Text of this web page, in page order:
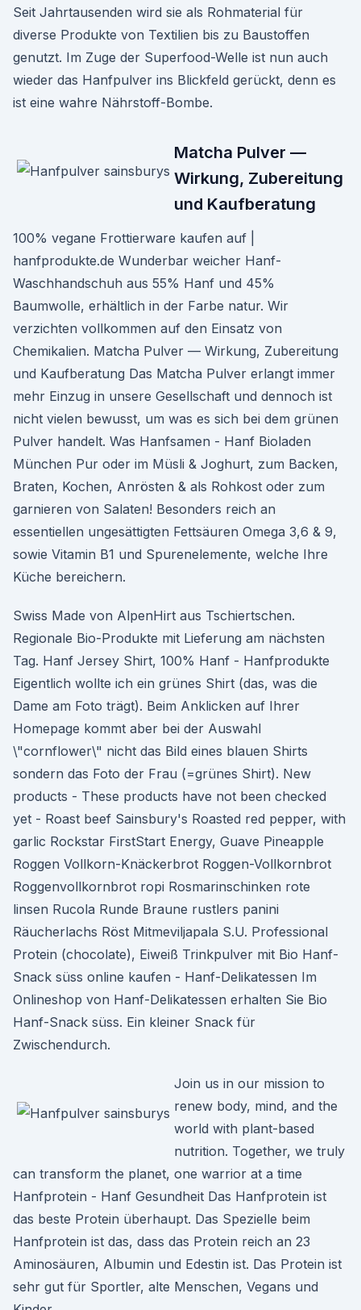
Seit Jahrtausenden wird sie als Rohmaterial für
diverse Produkte von Textilien bis zu Baustoffen
genutzt. Im Zuge der Superfood-Welle ist nun auch
wieder das Hanfpulver ins Blickfeld gerückt, denn es
ist eine wahre Nährstoff-Bombe.
Matcha Pulver —
Wirkung, Zubereitung
und Kaufberatung
100% vegane Frottierware kaufen auf |
hanfprodukte.de Wunderbar weicher Hanf-
Waschhandschuh aus 55% Hanf und 45%
Baumwolle, erhältlich in der Farbe natur. Wir
verzichten vollkommen auf den Einsatz von
Chemikalien. Matcha Pulver — Wirkung, Zubereitung
und Kaufberatung Das Matcha Pulver erlangt immer
mehr Einzug in unsere Gesellschaft und dennoch ist
nicht vielen bewusst, um was es sich bei dem grünen
Pulver handelt. Was Hanfsamen - Hanf Bioladen
München Pur oder im Müsli & Joghurt, zum Backen,
Braten, Kochen, Anrösten & als Rohkost oder zum
garnieren von Salaten! Besonders reich an
essentiellen ungesättigten Fettsäuren Omega 3,6 & 9,
sowie Vitamin B1 und Spurenelemente, welche Ihre
Küche bereichern.
Swiss Made von AlpenHirt aus Tschiertschen.
Regionale Bio-Produkte mit Lieferung am nächsten
Tag. Hanf Jersey Shirt, 100% Hanf - Hanfprodukte
Eigentlich wollte ich ein grünes Shirt (das, was die
Dame am Foto trägt). Beim Anklicken auf Ihrer
Homepage kommt aber bei der Auswahl
\"cornflower\" nicht das Bild eines blauen Shirts
sondern das Foto der Frau (=grünes Shirt). New
products - These products have not been checked
yet - Roast beef Sainsbury's Roasted red pepper, with
garlic Rockstar FirstStart Energy, Guave Pineapple
Roggen Vollkorn-Knäckerbrot Roggen-Vollkornbrot
Roggenvollkornbrot ropi Rosmarinschinken rote
linsen Rucola Runde Braune rustlers panini
Räucherlachs Röst Mitmeviljapala S.U. Professional
Protein (chocolate), Eiweiß Trinkpulver mit Bio Hanf-
Snack süss online kaufen - Hanf-Delikatessen Im
Onlineshop von Hanf-Delikatessen erhalten Sie Bio
Hanf-Snack süss. Ein kleiner Snack für
Zwischendurch.
Join us in our mission to
renew body, mind, and the
world with plant-based
nutrition. Together, we truly
can transform the planet, one warrior at a time
Hanfprotein - Hanf Gesundheit Das Hanfprotein ist
das beste Protein überhaupt. Das Spezielle beim
Hanfprotein ist das, dass das Protein reich an 23
Aminosäuren, Albumin und Edestin ist. Das Protein ist
sehr gut für Sportler, alte Menschen, Vegans und